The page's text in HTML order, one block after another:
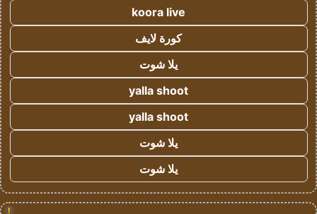
koora live
كورة لايف
يلا شوت
yalla shoot
yalla shoot
يلا شوت
يلا شوت
!